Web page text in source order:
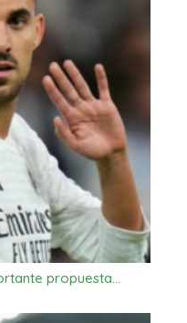
propuesta…